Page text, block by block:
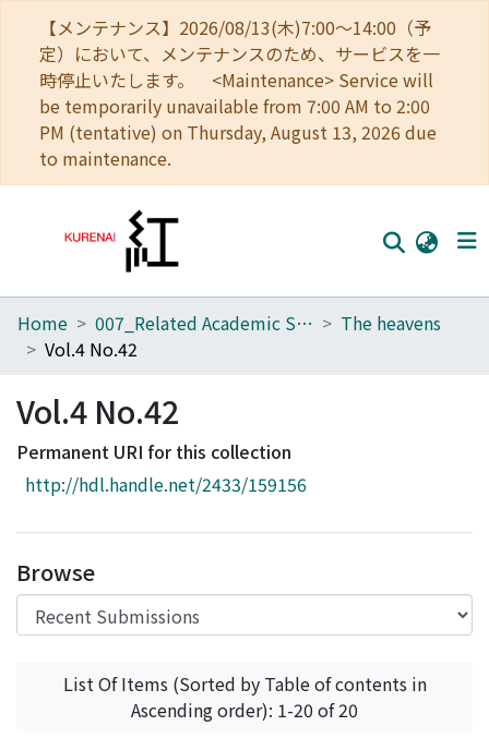
【メンテナンス】2026/08/13(木)7:00～14:00（予
定）において、メンテナンスのため、サービスを一
時停止いたします。 <Maintenance> Service will
be temporarily unavailable from 7:00 AM to 2:00
PM (tentative) on Thursday, August 13, 2026 due
to maintenance.
Home
Browse
Download Ranking
Access Statistics
Home 007_Related Academic Societies
The heavens
Vol.4 No.42
Vol.4 No.42
Permanent URI for this collection
http://hdl.handle.net/2433/159156
Browse
List Of Items (Sorted by Table of contents in
Ascending order): 1-20 of 20